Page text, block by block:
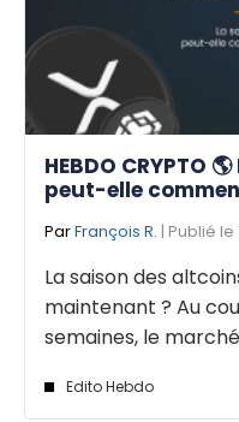
HEBDO CRYPTO
peut-elle
ParFrançois R. | Publié le
La saison des
maintenant ? Au
semaines, le
Edito Hebdo